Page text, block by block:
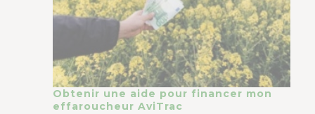
Obtenir une aide pour financer mon
effaroucheur AviTrac